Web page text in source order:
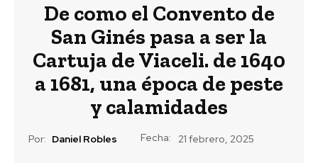
De como el Convento de
San Ginés pasa a ser la
Cartuja de Viaceli. de 1640
a 1681, una época de peste
y calamidades
Por: Daniel Robles Fecha: 21 febrero, 2025